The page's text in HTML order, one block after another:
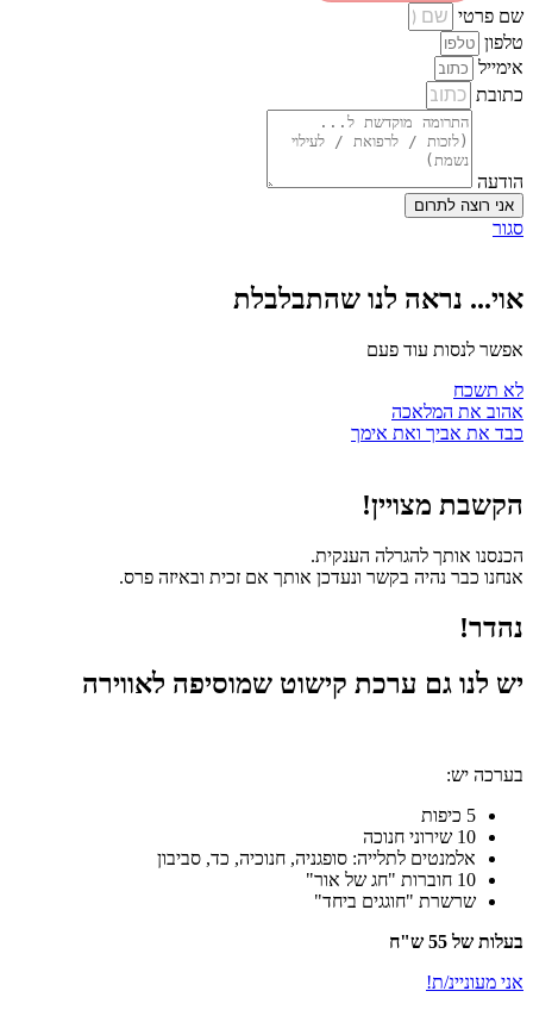
שם פרטי
טלפון
אימייל
כתובת
הודעה
אני רוצה לתרום
סגור
אוי... נראה לנו שהתבלבלת
אפשר לנסות עוד פעם
לא תשכח
אהוב את המלאכה
כבד את אביך ואת אימך
הקשבת מצויין!
הכנסנו אותך להגרלה הענקית.
אנחנו כבר נהיה בקשר ונעדכן אותך אם זכית ובאיזה פרס.
נהדר!
יש לנו גם ערכת קישוט שמוסיפה לאווירה
בערכה יש:
5 כיפות
10 שירוני חנוכה
אלמנטים לתלייה: סופגניה, חנוכיה, כד, סביבון
10 חוברות "חג של אור"
שרשרת "חוגגים ביחד"
בעלות של 55 ש"ח
אני מעוניינ/ת!